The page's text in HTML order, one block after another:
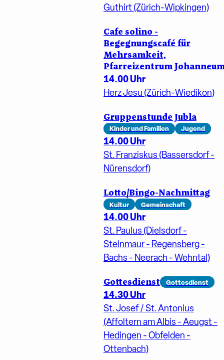
Guthirt (Zürich-Wipkingen)
Cafe solino -
Begegnungscafé für
Mehrsamkeit,
Pfarreizentrum
14.00 Uhr
Herz Jesu (Zürich-Wiedikon)
Gruppenstunde Jubla
Kinder und Familien Jugend
14.00 Uhr
St. Franziskus (Bassersdorf -
Nürensdorf)
Lotto/Bingo-Nachmittag
Kultur Gemeinschaft
14.00 Uhr
St. Paulus (Dielsdorf -
Steinmaur - Regensberg -
Bachs - Neerach - Wehntal)
Gottesdienst Gottesdienst
14.30 Uhr
St. Josef / St. Antonius
(Affoltern am Albis - Aeugst -
Hedingen - Obfelden -
Ottenbach)